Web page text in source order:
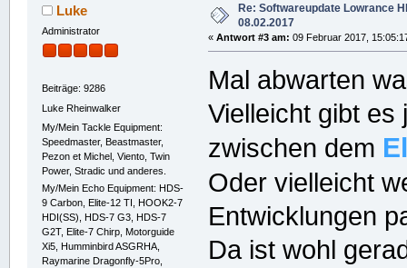
Luke
Administrator
Beiträge: 9286
Luke Rheinwalker
My/Mein Tackle Equipment:
Speedmaster, Beastmaster,
Pezon et Michel, Viento, Twin
Power, Stradic und anderes.
My/Mein Echo Equipment: HDS-
9 Carbon, Elite-12 TI, HOOK2-7
HDI(SS), HDS-7 G3, HDS-7
G2T, Elite-7 Chirp, Motorguide
Xi5, Humminbird ASGRHA,
Raymarine Dragonfly-5Pro,
Re: Softwareupdate Lowrance
08.02.2017
«Antwort #3 am: 09 Februar 2017,
Mal abwarten
Vielleicht gibt es
zwischen dem
Oder vielleicht
Entwicklungen
Da ist wohl